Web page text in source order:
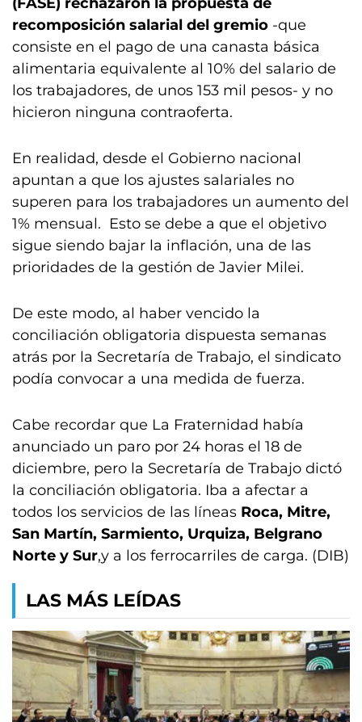
recomposición salarial del gremio -que
consiste en el pago de una canasta básica
alimentaria equivalente al 10% del salario de
los trabajadores, de unos 153 mil pesos- y no
hicieron ninguna contraoferta.
En realidad, desde el Gobierno nacional
apuntan a que los ajustes salariales no
superen para los trabajadores un aumento del
1% mensual. Esto se debe a que el objetivo
sigue siendo bajar la inflación, una de las
prioridades de la gestión de Javier Milei.
De este modo, al haber vencido la
conciliación obligatoria dispuesta semanas
atrás por la Secretaría de Trabajo, el sindicato
podía convocar a una medida de fuerza.
Cabe recordar que La Fraternidad había
anunciado un paro por 24 horas el 18 de
diciembre, pero la Secretaría de Trabajo dictó
la conciliación obligatoria. Iba a afectar a
todos los servicios de las líneas Roca, Mitre,
San Martín, Sarmiento, Urquiza, Belgrano
Norte y Sur,y a los ferrocarriles de carga. (DIB)
LAS MÁS LEÍDAS